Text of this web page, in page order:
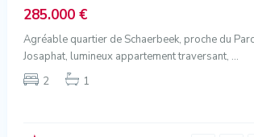
285.000 €
Agréable quartier de Schaerbeek, proche du Parc
Josaphat, lumineux appartement traversant, ...
2
1